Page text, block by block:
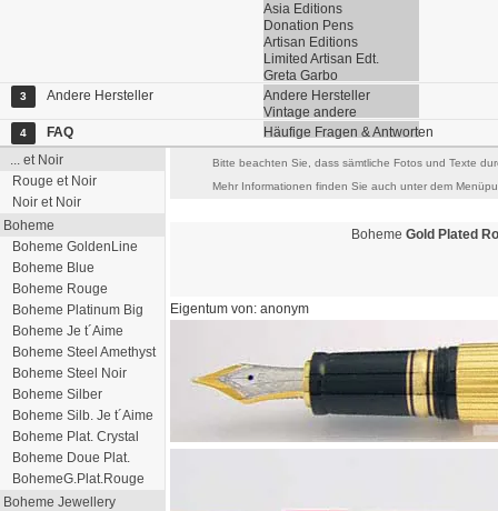
Asia Editions
Donation Pens
Artisan Editions
Limited Artisan Edt.
Greta Garbo
3 Andere Hersteller
Andere Hersteller
Vintage andere
4 FAQ
Häufige Fragen & Antworten
... et Noir
Rouge et Noir
Noir et Noir
Boheme
Boheme GoldenLine
Boheme Blue
Boheme Rouge
Boheme Platinum Big
Boheme Je t´Aime
Boheme Steel Amethyst
Boheme Steel Noir
Boheme Silber
Boheme Silb. Je t´Aime
Boheme Plat. Crystal
Boheme Doue Plat.
BohemeG.Plat.Rouge
Boheme Jewellery
Bitte beachten Sie, dass sämtliche Fotos und Texte
Mehr Informationen finden Sie auch unter dem
Boheme Gold Plated
Eigentum von: anonym